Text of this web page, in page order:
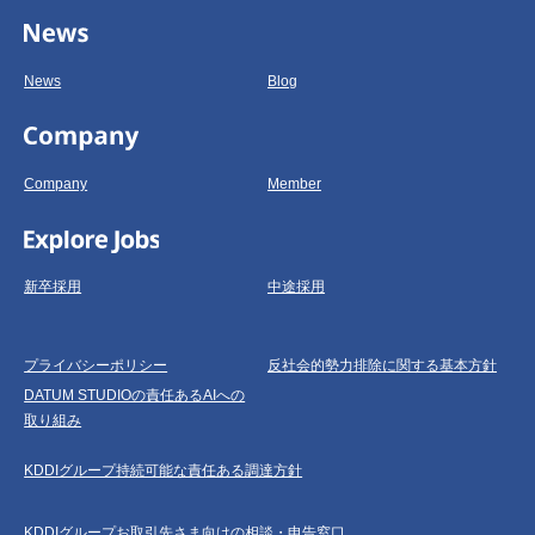
News Blog
Company Member
新卒採用 中途採用
プライバシーポリシー
反社会的勢力排除に関する基本方針
DATUM STUDIOの責任あるAIへの
取り組み
KDDIグループ持続可能な責任ある調達方針